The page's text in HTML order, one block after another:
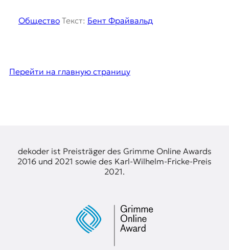
ОбществоТекст: Бент Фрайвальд
Перейти на главную страницу
dekoder ist Preisträger des Grimme Online Awards
2016 und 2021 sowie des Karl-Wilhelm-Fricke-Preis
2021.